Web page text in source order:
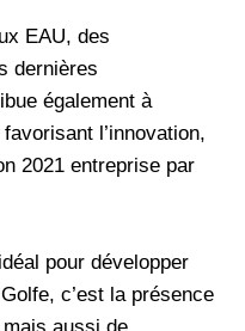
EAU, des
dernières
également à
l’innovation,
2021 entreprise par
pour développer
c’est la présence